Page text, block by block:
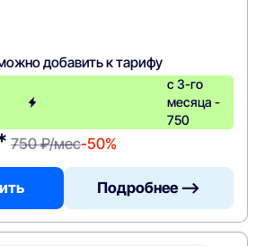
добавить к тарифу
с 3-го
месяца -
750
750 ₽/мес-50%
Подробнее —>